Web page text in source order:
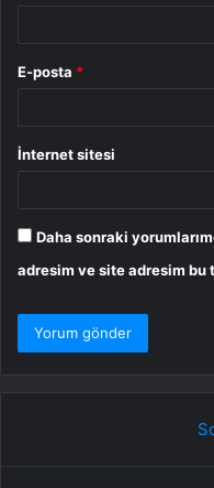
E-posta *
İnternet sitesi
Daha sonraki
adresim ve site adresim bu